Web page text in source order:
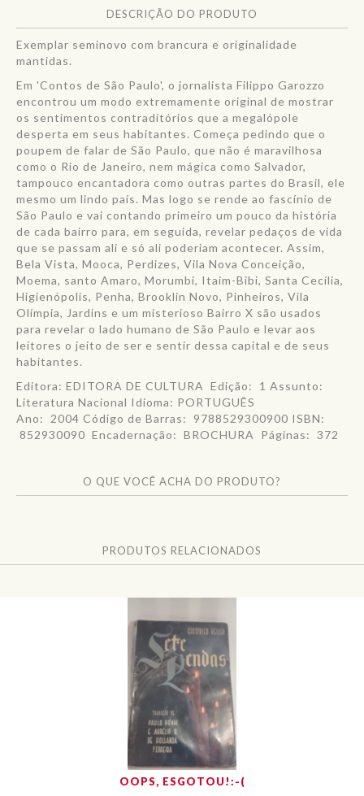
DESCRIÇÃO DO PRODUTO
Exemplar seminovo com brancura e originalidade
mantidas.
Em 'Contos de São Paulo', o jornalista Filippo Garozzo
encontrou um modo extremamente original de mostrar
os sentimentos contraditórios que a megalópole
desperta em seus habitantes. Começa pedindo que o
poupem de falar de São Paulo, que não é maravilhosa
como o Rio de Janeiro, nem mágica como Salvador,
tampouco encantadora como outras partes do Brasil, ele
mesmo um lindo país. Mas logo se rende ao fascínio de
São Paulo e vai contando primeiro um pouco da história
de cada bairro para, em seguida, revelar pedaços de vida
que se passam ali e só ali poderiam acontecer. Assim,
Bela Vista, Mooca, Perdizes, Vila Nova Conceição,
Moema, santo Amaro, Morumbi, Itaim-Bibi, Santa Cecília,
Higienópolis, Penha, Brooklin Novo, Pinheiros, Vila
Olímpia, Jardins e um misterioso Bairro X são usados
para revelar o lado humano de São Paulo e levar aos
leitores o jeito de ser e sentir dessa capital e de seus
habitantes.
Editora: EDITORA DE CULTURA Edição:
1 Assunto:
Literatura Nacional Idioma: PORTUGUÊS
Ano:
2004 Código de Barras:
9788529300900 ISBN:
852930090 Encadernação: BROCHURA Páginas: 372
O QUE VOCÊ ACHA DO PRODUTO?
PRODUTOS RELACIONADOS
OOPS, ESGOTOU!:-(